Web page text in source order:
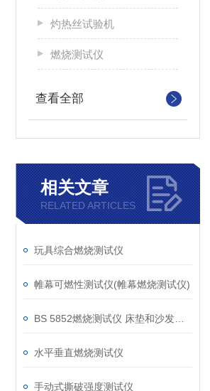
灼热丝试验机
燃烧测试仪
查看全部
相关文章
RELATED ARTICLES
玩具综合燃烧测试仪
帷幕可燃性测试仪(帷幕燃烧测试仪)
水平垂直燃烧测试仪
手动式撕破强度测试仪